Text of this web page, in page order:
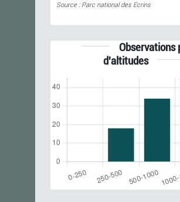
Source : Parc national des Ecrins
Observations
d'altitudes